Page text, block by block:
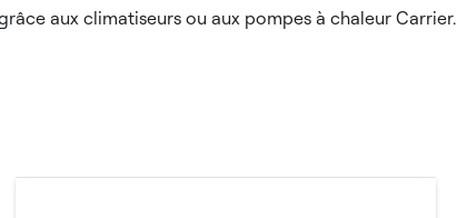
aux climatiseurs ou aux pompes à chaleur Carrier.